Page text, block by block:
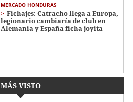
MERCADO HONDURAS
Fichajes: Catracho llega a Europa,
legionario cambiaría de club en
Alemania y España ficha joyita
MÁS VISTO